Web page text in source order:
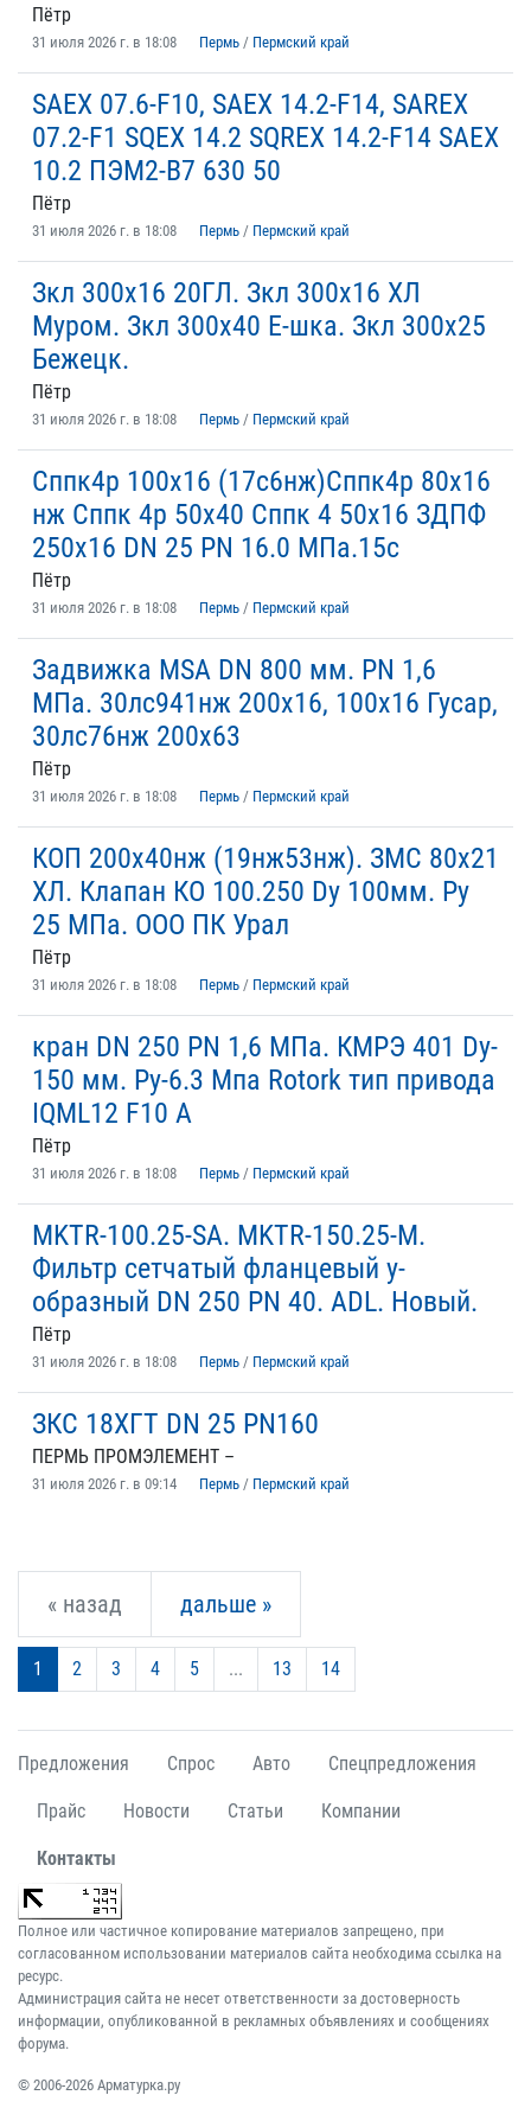
Пётр
31 июля 2026 г. в 18:08 Пермь / Пермский край
SAEX 07.6-F10, SAEX 14.2-F14, SAREX
07.2-F1 SQEX 14.2 SQREX 14.2-F14 SAEX
10.2 ПЭМ2-В7 630 50
Пётр
31 июля 2026 г. в 18:08 Пермь / Пермский край
Зкл 300х16 20ГЛ. Зкл 300х16 ХЛ
Муром. Зкл 300х40 Е-шка. Зкл 300х25
Бежецк.
Пётр
31 июля 2026 г. в 18:08 Пермь / Пермский край
Сппк4р 100х16 (17с6нж)Сппк4р 80х16
нж Сппк 4р 50х40 Сппк 4 50х16 ЗДПФ
250х16 DN 25 PN 16.0 МПа.15с
Пётр
31 июля 2026 г. в 18:08 Пермь / Пермский край
Задвижка MSA DN 800 мм. PN 1,6
МПа. 30лс941нж 200х16, 100х16 Гусар,
30лс76нж 200х63
Пётр
31 июля 2026 г. в 18:08 Пермь / Пермский край
КОП 200х40нж (19нж53нж). ЗМС 80х21
ХЛ. Клапан КО 100.250 Dy 100мм. Py
25 MПа. ООО ПК Урал
Пётр
31 июля 2026 г. в 18:08 Пермь / Пермский край
кран DN 250 PN 1,6 МПа. КМРЭ 401 Dy-
150 мм. Py-6.3 Мпа Rotork тип привода
IQML12 F10 A
Пётр
31 июля 2026 г. в 18:08 Пермь / Пермский край
MKTR-100.25-SA. MKTR-150.25-М.
Фильтр сетчатый фланцевый у-
образный DN 250 PN 40. ADL. Новый.
Пётр
31 июля 2026 г. в 18:08 Пермь / Пермский край
ЗКС 18ХГТ DN 25 PN160
ПЕРМЬ ПРОМЭЛЕМЕНТ –
31 июля 2026 г. в 09:14 Пермь / Пермский край
« назад дальше »
1 2 3 4 5 ... 13 14
Предложения Спрос Авто Спецпредложения
Прайс Новости Статьи Компании
Контакты
Полное или частичное копирование материалов запрещено, при
согласованном использовании материалов сайта необходима ссылка на
ресурс.
Администрация сайта не несет ответственности за достоверность
информации, опубликованной в рекламных объявлениях и сообщениях
форума.
© 2006-2026 Арматурка.ру